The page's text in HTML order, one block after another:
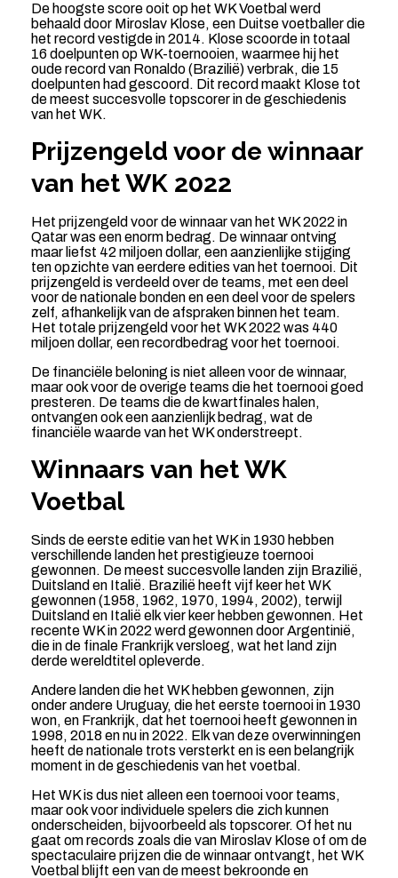
De hoogste score ooit op het WK Voetbal werd
behaald door Miroslav Klose, een Duitse voetballer die
het record vestigde in 2014. Klose scoorde in totaal
16 doelpunten op WK-toernooien, waarmee hij het
oude record van Ronaldo (Brazilië) verbrak, die 15
doelpunten had gescoord. Dit record maakt Klose tot
de meest succesvolle topscorer in de geschiedenis
van het WK.
Prijzengeld voor de winnaar
van het WK 2022
Het prijzengeld voor de winnaar van het WK 2022 in
Qatar was een enorm bedrag. De winnaar ontving
maar liefst 42 miljoen dollar, een aanzienlijke stijging
ten opzichte van eerdere edities van het toernooi. Dit
prijzengeld is verdeeld over de teams, met een deel
voor de nationale bonden en een deel voor de spelers
zelf, afhankelijk van de afspraken binnen het team.
Het totale prijzengeld voor het WK 2022 was 440
miljoen dollar, een recordbedrag voor het toernooi.
De financiële beloning is niet alleen voor de winnaar,
maar ook voor de overige teams die het toernooi goed
presteren. De teams die de kwartfinales halen,
ontvangen ook een aanzienlijk bedrag, wat de
financiële waarde van het WK onderstreept.
Winnaars van het WK
Voetbal
Sinds de eerste editie van het WK in 1930 hebben
verschillende landen het prestigieuze toernooi
gewonnen. De meest succesvolle landen zijn Brazilië,
Duitsland en Italië. Brazilië heeft vijf keer het WK
gewonnen (1958, 1962, 1970, 1994, 2002), terwijl
Duitsland en Italië elk vier keer hebben gewonnen. Het
recente WK in 2022 werd gewonnen door Argentinië,
die in de finale Frankrijk versloeg, wat het land zijn
derde wereldtitel opleverde.
Andere landen die het WK hebben gewonnen, zijn
onder andere Uruguay, die het eerste toernooi in 1930
won, en Frankrijk, dat het toernooi heeft gewonnen in
1998, 2018 en nu in 2022. Elk van deze overwinningen
heeft de nationale trots versterkt en is een belangrijk
moment in de geschiedenis van het voetbal.
Het WK is dus niet alleen een toernooi voor teams,
maar ook voor individuele spelers die zich kunnen
onderscheiden, bijvoorbeeld als topscorer. Of het nu
gaat om records zoals die van Miroslav Klose of om de
spectaculaire prijzen die de winnaar ontvangt, het WK
Voetbal blijft een van de meest bekroonde en